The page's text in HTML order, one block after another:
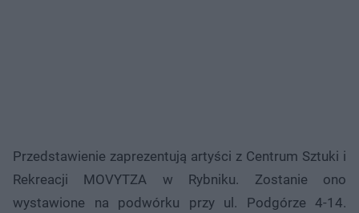
Przedstawienie zaprezentują artyści z Centrum Sztuki i
Rekreacji MOVYTZA w Rybniku. Zostanie ono
wystawione na podwórku przy ul. Podgórze 4-14.